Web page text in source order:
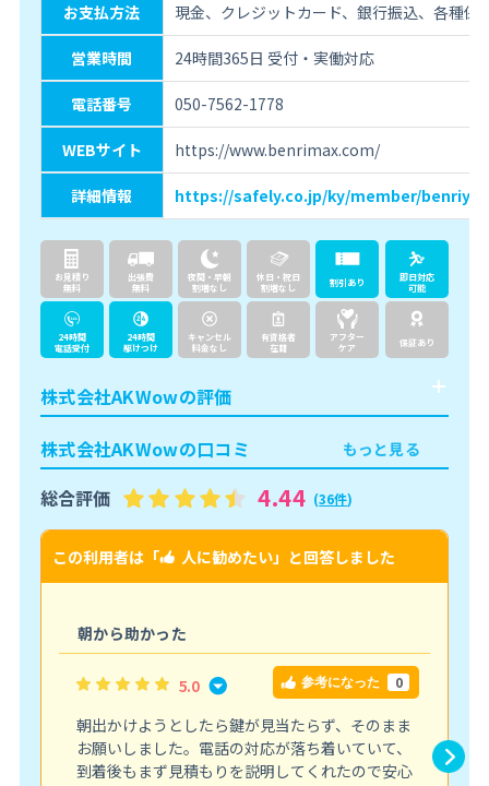
お支払方法 現金、クレジットカード、銀行振込、各種
営業時間 24時間365日 受付・実働対応
電話番号 050-7562-1778
WEBサイト https://www.benrimax.com/
詳細情報 https://safely.co.jp/ky/member/
お見積り
無料
出張費
無料
夜間・早朝
割増なし
休日・祝日
割増なし
割引あり
即日対応
可能
24時間
電話受付
24時間
駆けつけ
キャンセル
料金なし
有資格者
在籍
アフター
ケア
保証あり
株式会社AKWowの評価
株式会社AKWowの口コミ
もっと見る
総合評価 4.44 (36件)
この利用者は「 人に勧めたい」と回答しました
朝から助かった
5.0 参考になった 0
朝出かけようとしたら鍵が見当たらず、そのまま
お願いしました。電話の対応が落ち着いていて、
到着後もまず見積もりを説明してくれたので安心